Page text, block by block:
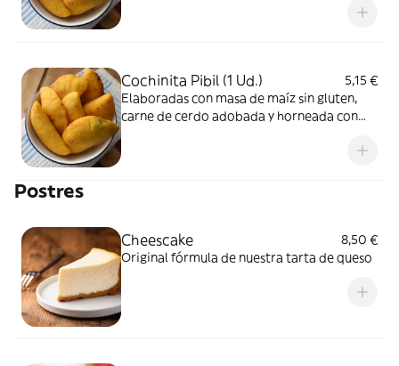
Cochinita Pibil (1 Ud.)
5,15 €
Elaboradas con masa de maíz sin gluten,
carne de cerdo adobada y horneada con
Postres
Cheescake
8,50 €
Original fórmula de nuestra tarta de queso